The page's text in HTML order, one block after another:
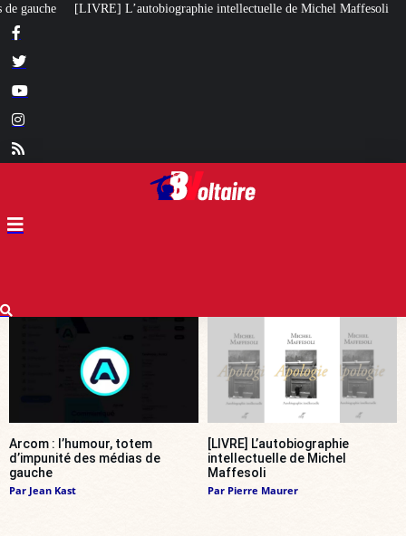
intellectuelle de Michel Maffesoli Pour regagner son influence en
Arcom : l’humour, totem
d’impunité des médias de
gauche
Par Jean Kast
[LIVRE] L’autobiographie
intellectuelle de Michel
Maffesoli
Par Pierre Maurer